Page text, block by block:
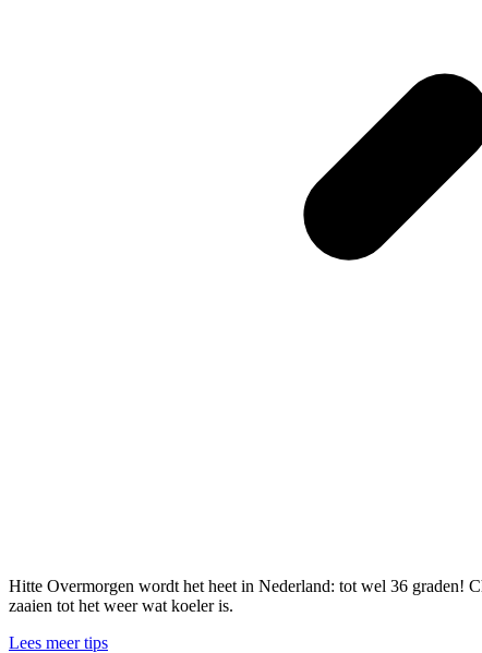
Hitte Overmorgen wordt het heet in Nederland: tot wel 36 graden!
zaaien tot het weer wat koeler is.
Lees meer tips